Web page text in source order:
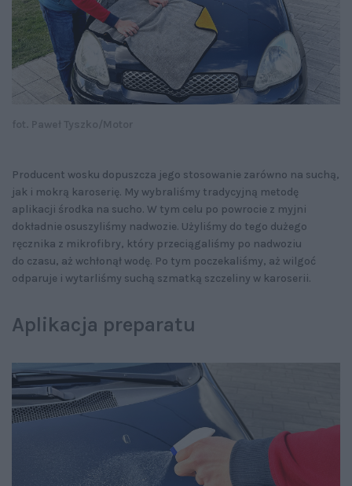
Producent wosku dopuszcza jego stosowanie zarówno na suchą,
jak i mokrą karoserię. My wybraliśmy tradycyjną metodę
aplikacji środka na sucho. W tym celu po powrocie z myjni
dokładnie osuszyliśmy nadwozie. Użyliśmy do tego dużego
ręcznika z mikrofibry, który przeciągaliśmy po nadwoziu
do czasu, aż wchłonął wodę. Po tym poczekaliśmy, aż wilgoć
odparuje i wytarliśmy suchą szmatką szczeliny w karoserii.
Aplikacja preparatu